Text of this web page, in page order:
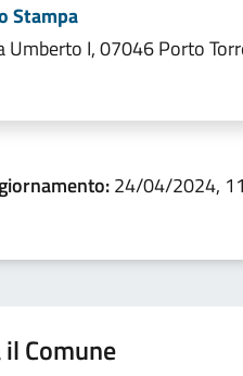
Stampa
Umberto I, 07046 Porto
24/04/2024,
Comune